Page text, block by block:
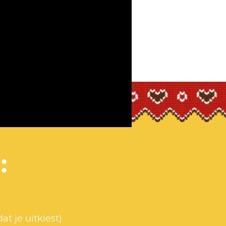
je uitkiest)